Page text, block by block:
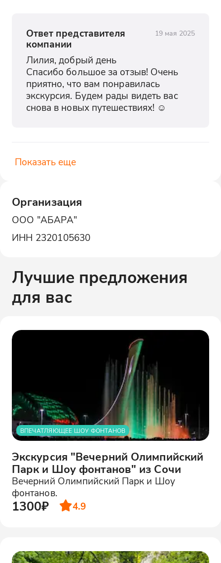
Ответ представителя
компании
19 мая 2025
Лилия, добрый день
Спасибо большое за отзыв! Очень
приятно, что вам понравилась
экскурсия. Будем рады видеть вас
снова в новых путешествиях! ☺️
Показать еще
Организация
ООО "АБАРА"
ИНН 2320105630
Лучшие предложения
для вас
ВПЕЧАТЛЯЮЩЕЕ ШОУ ФОНТАНОВ
Экскурсия "Вечерний Олимпийский
Парк и Шоу фонтанов" из Сочи
Вечерний Олимпийский Парк и Шоу
фонтанов.
1300₽ 4.9